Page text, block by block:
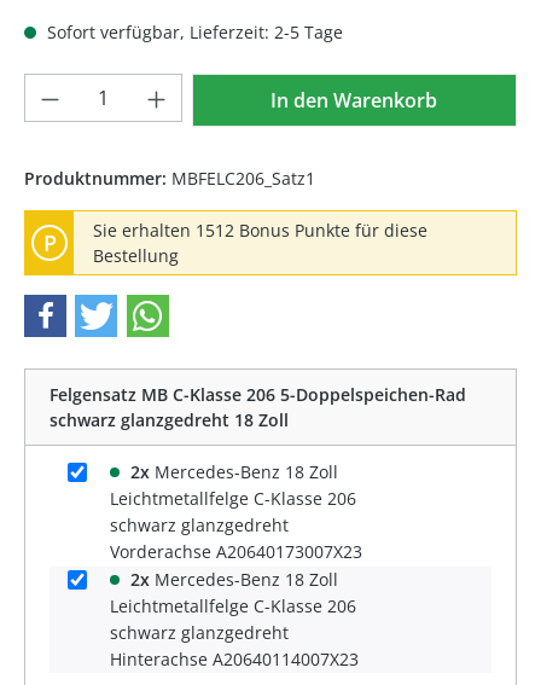
Sofort verfügbar, Lieferzeit: 2-5 Tage
Produkt Anzahl: Gib denIn den Warenkorb
Produktnummer: MBFELC206_Satz1
P
Sie erhalten 1512 Bonus Punkte für diese
Bestellung
Felgensatz MB C-Klasse 206 5-Doppelspeichen-Rad
schwarz glanzgedreht 18 Zoll
2x Mercedes-Benz 18 Zoll
Leichtmetallfelge C-Klasse 206
schwarz glanzgedreht
Vorderachse A20640173007X23
2x Mercedes-Benz 18 Zoll
Leichtmetallfelge C-Klasse 206
schwarz glanzgedreht
Hinterachse A20640114007X23